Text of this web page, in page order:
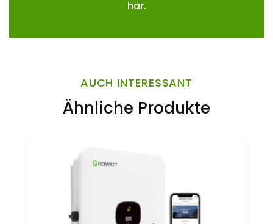
här.
AUCH INTERESSANT
Ähnliche Produkte